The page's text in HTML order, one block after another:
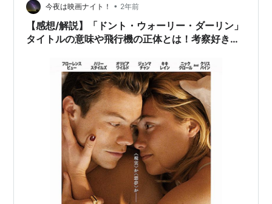
／オリヴィア・ワイルド公開：2022年製作国：アメリカ
監督のオ…
今夜は映画ナイト！ • 2年前
【感想/解説】「ドント・ウォーリー・ダーリン」
タイトルの意味や飛行機の正体とは！考察好き必